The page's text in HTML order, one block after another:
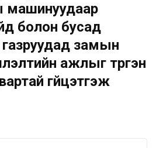
машинуудаар
болон бусад
замын
ажлыг түргэн
гүйцэтгэж